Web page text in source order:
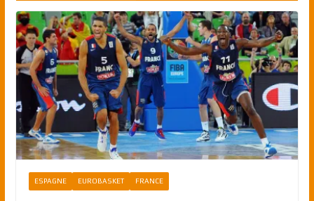
ESPAGNE EUROBASKET FRANCE